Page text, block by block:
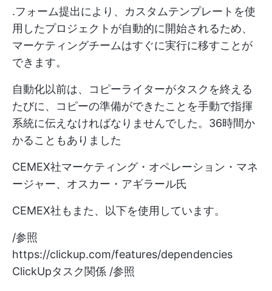
.フォーム提出により、カスタムテンプレートを使
用したプロジェクトが自動的に開始されるため、
マーケティングチームはすぐに実行に移すことが
できます。
自動化以前は、コピーライターがタスクを終える
たびに、コピーの準備ができたことを手動で指揮
系統に伝えなければなりませんでした。36時間か
かることもありました
CEMEX社マーケティング・オペレーション・マネ
ージャー、オスカー・アギラール氏
CEMEX社もまた、以下を使用しています。
/参照
https://clickup.com/features/dependencies
ClickUpタスク関係 /参照